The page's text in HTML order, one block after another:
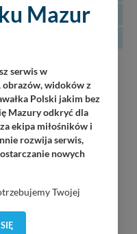
21 22
/ 20:30
/ 20:00
Mazur
serwis w
widoków z
Polski jakim bez
Mazury odkryć dla
ekipa miłośników i
rozwija serwis,
nowych
Twojej
Twoje dane (w tym